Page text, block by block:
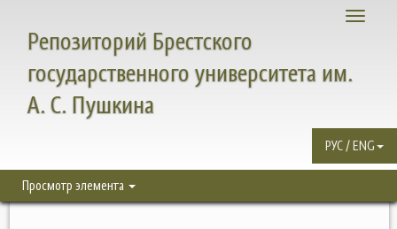
Toggle
Репозиторий Брестского
государственного университета им.
А. С. Пушкина
РУС / ENG
Просмотр элемента